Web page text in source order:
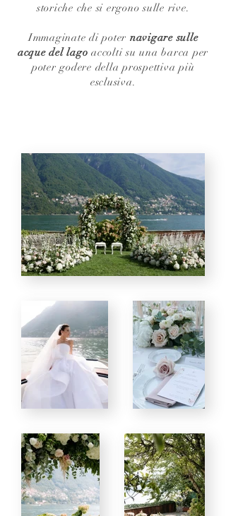
storiche che si ergono sulle rive.
Immaginate di poter navigare sulle
acque del lagoaccolti su una barca per
poter godere della prospettiva più
esclusiva.